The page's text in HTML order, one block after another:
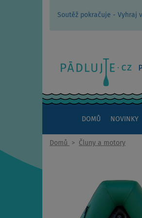
Soutěž pokračuje - Vyhraj
DOMŮ NOVINKY
Domů > Čluny a motory